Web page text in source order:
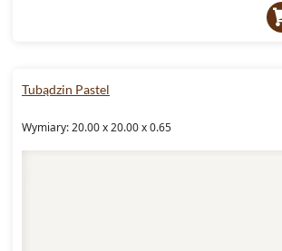
Tubądzin Pastel
Wymiary: 20.00 x 20.00 x 0.65